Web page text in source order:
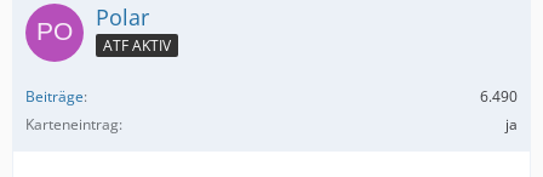
Polar
ATF AKTIV
Beiträge
6.490
Karteneintrag
ja